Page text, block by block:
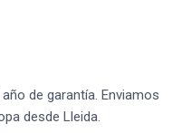
de garantía. Enviamos
desde Lleida.